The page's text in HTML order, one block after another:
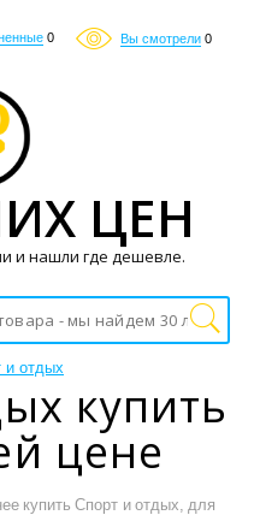
0 Вы смотрели 0
и отдых
купить
цене
купить Спорт и отдых, для
ЦЕН
и нашли где дешевле.